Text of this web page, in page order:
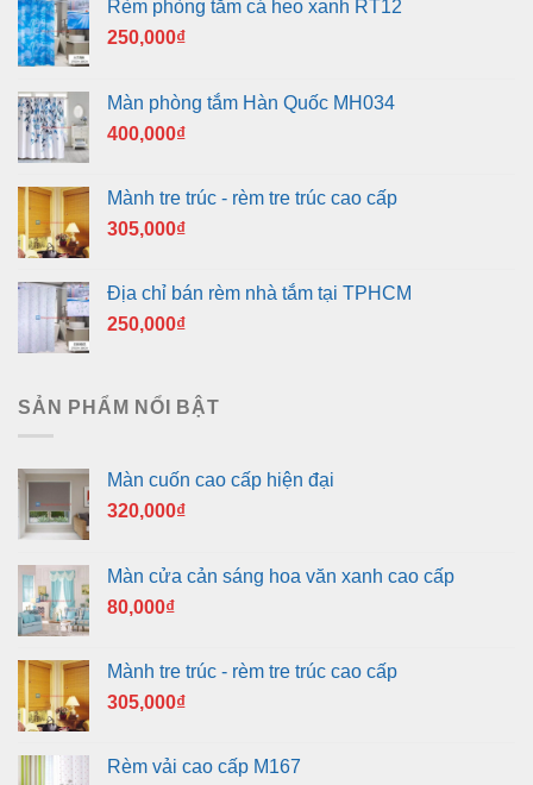
Rèm phòng tắm cá heo xanh RT12
250,000₫
Màn phòng tắm Hàn Quốc MH034
400,000₫
Mành tre trúc - rèm tre trúc cao cấp
305,000₫
Địa chỉ bán rèm nhà tắm tại TPHCM
250,000₫
SẢN PHẨM NỔI BẬT
Màn cuốn cao cấp hiện đại
320,000₫
Màn cửa cản sáng hoa văn xanh cao cấp
80,000₫
Mành tre trúc - rèm tre trúc cao cấp
305,000₫
Rèm vải cao cấp M167